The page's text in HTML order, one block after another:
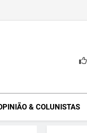
& COLUNISTAS